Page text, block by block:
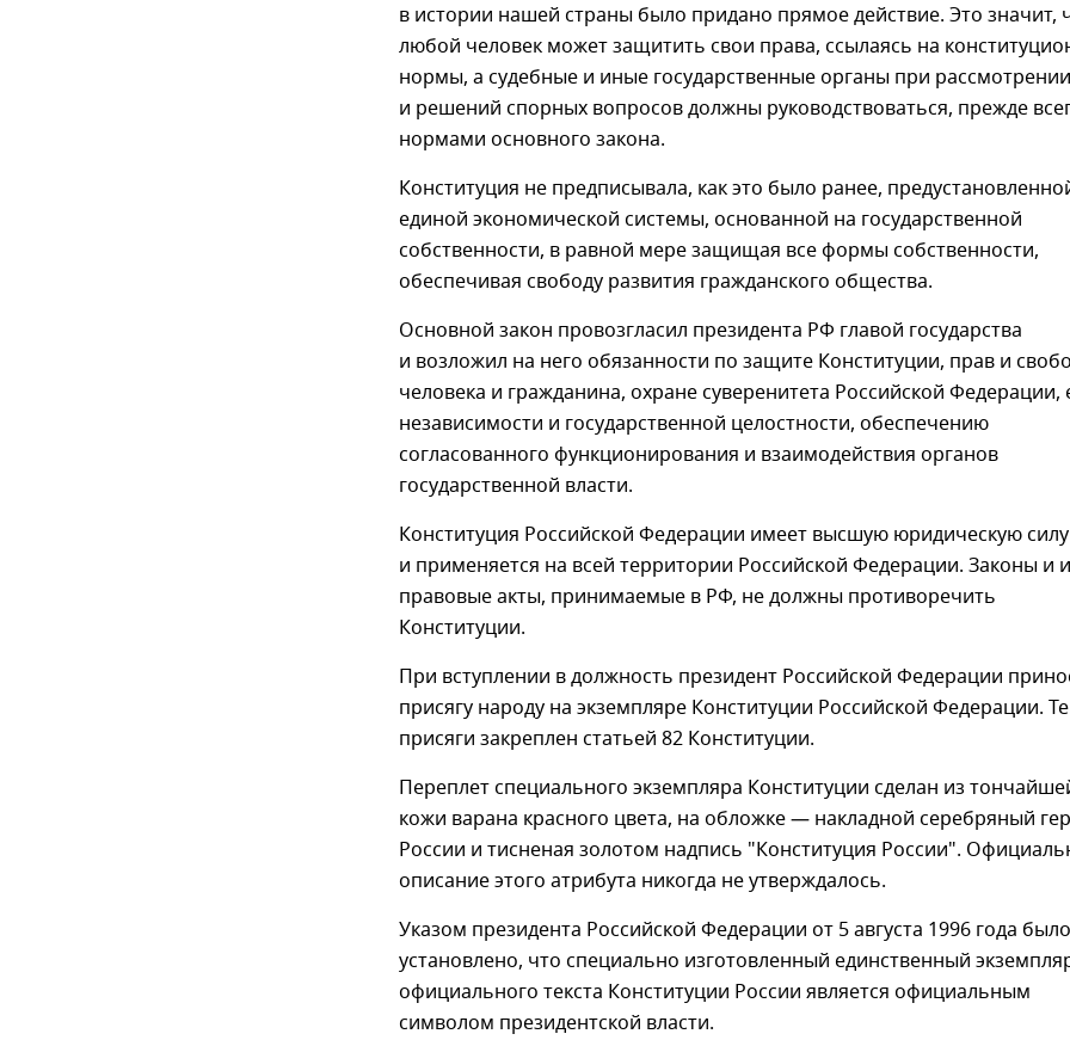
в истории нашей страны было придано прямое действие. Это значит,
любой человек может защитить свои права, ссылаясь на
нормы, а судебные и иные государственные органы при
и решений спорных вопросов должны руководствоваться, прежде
нормами основного закона.
Конституция не предписывала, как это было ранее,
единой экономической системы, основанной на государственной
собственности, в равной мере защищая все формы собственности,
обеспечивая свободу развития гражданского общества.
Основной закон провозгласил президента РФ главой государства
и возложил на него обязанности по защите Конституции, прав и
человека и гражданина, охране суверенитета Российской Федерации,
независимости и государственной целостности, обеспечению
согласованного функционирования и взаимодействия органов
государственной власти.
Конституция Российской Федерации имеет высшую юридическую силу
и применяется на всей территории Российской Федерации. Законы и
правовые акты, принимаемые в РФ, не должны противоречить
Конституции.
При вступлении в должность президент Российской Федерации
присягу народу на экземпляре Конституции Российской Федерации.
присяги закреплен статьей 82 Конституции.
Переплет специального экземпляра Конституции сделан из
кожи варана красного цвета, на обложке — накладной серебряный
России и тисненая золотом надпись "Конституция России".
описание этого атрибута никогда не утверждалось.
Указом президента Российской Федерации от 5 августа 1996 года было
установлено, что специально изготовленный единственный
официального текста Конституции России является официальным
символом президентской власти.